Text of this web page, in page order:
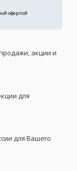
офертой
акции и
для
для Вашего